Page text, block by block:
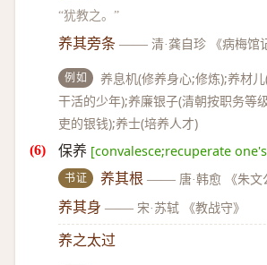
“犹教之。”
养其旁条 —— 清·龚自珍 《病梅馆
例如
养息机(修养身心;修炼);养材
干活的少年);养廉银子(清朝按职务等
吏的银钱);养士(培养人才)
保养 [convalesce;recuperate
书证 养其根 —— 唐·韩愈 《朱文
养其身 —— 宋·苏轼 《教战守》
养之太过